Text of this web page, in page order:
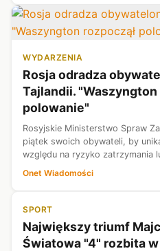
WYDARZENIA
Rosja odradza
Tajlandii. "Waszyngton
polowanie"
Rosyjskie Ministerstwo Spraw
piątek swoich obywateli, by
względu na ryzyko zatrzymania
Stanów Zjednoczonych.
Onet Wiadomości
SPORT
Największy triumf
Światowa "4" rozbita